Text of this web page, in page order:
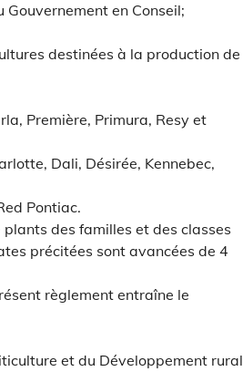
en Conseil;
destinées à la production de
Première, Primura, Resy et
Dali, Désirée, Kennebec,
Pontiac.
des familles et des classes
précitées sont avancées de 4
règlement entraîne le
et du Développement rural